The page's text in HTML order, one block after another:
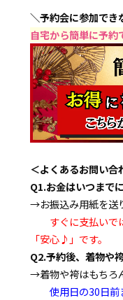
＼予約会に参加でき
自宅から簡単に予約
＜よくあるお問い合
Q1.お金はいつまで
→お振込み用紙を送
すぐに支払いで
「安心♪」です。
Q2.予約後、着物や
→着物や袴はもちろ
使用日の30日前